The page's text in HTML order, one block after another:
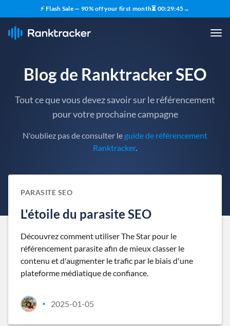
⚡ Flash Sale — 90% off your first month⏳ 00:29:44→
Blog de Ranktracker SEO
Tout ce que vous devez savoir sur le référencement
pour votre prochaine campagne
N'oubliez pas de consulter le guide de référencement
Ranktracker.
PARASITE SEO
L'étoile du parasite SEO
Découvrez comment utiliser The Star pour le
référencement parasite afin de mieux classer le
contenu et d'augmenter le trafic par le biais d'une
plateforme médiatique de confiance.
• 2025-01-05